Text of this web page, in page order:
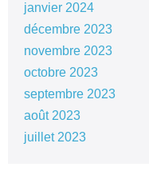
janvier 2024
décembre 2023
novembre 2023
octobre 2023
septembre 2023
août 2023
juillet 2023